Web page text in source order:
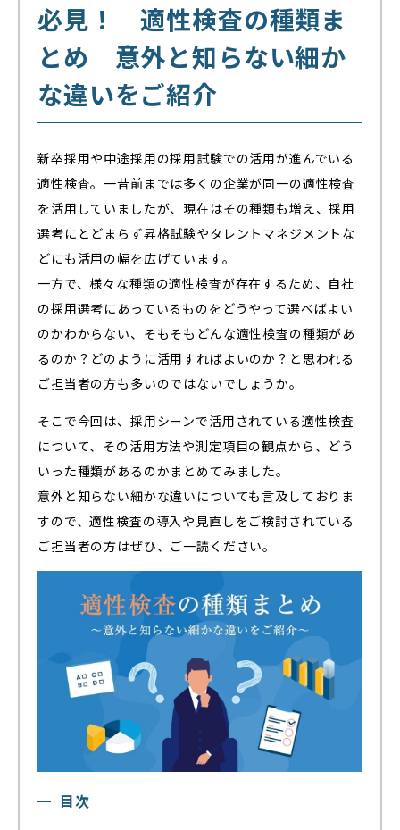
必見！ 適性検査の種類ま
とめ 意外と知らない細か
な違いをご紹介
新卒採用や中途採用の採用試験での活用が進んでいる
適性検査。一昔前までは多くの企業が同一の適性検査
を活用していましたが、現在はその種類も増え、採用
選考にとどまらず昇格試験やタレントマネジメントな
どにも活用の幅を広げています。
一方で、様々な種類の適性検査が存在するため、自社
の採用選考にあっているものをどうやって選べばよい
のかわからない、そもそもどんな適性検査の種類があ
るのか？どのように活用すればよいのか？と思われる
ご担当者の方も多いのではないでしょうか。
そこで今回は、 採用シーンで活用されている適性検査
について、その活用方法や測定項目の観点から、どう
いった種類があるのかまとめてみました。
意外と知らない細かな違いについても言及しておりま
すので、適性検査の導入や見直しをご検討されている
ご担当者の方はぜひ、ご一読ください。
目次